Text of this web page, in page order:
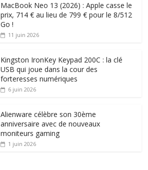
MacBook Neo 13 (2026) : Apple casse le
prix, 714 € au lieu de 799 € pour le 8/512
Go !
11 juin 2026
Kingston IronKey Keypad 200C : la clé
USB qui joue dans la cour des
forteresses numériques
6 juin 2026
Alienware célèbre son 30ème
anniversaire avec de nouveaux
moniteurs gaming
1 juin 2026